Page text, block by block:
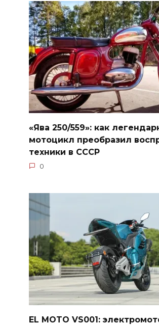
«Ява 250/559»: как
мотоцикл преобразил
техники в СССР
0
EL MOTO VS001: